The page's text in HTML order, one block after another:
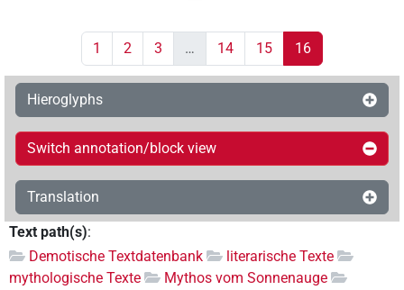
1 2 3 … 14 15 16
Hieroglyphs
Switch annotation/block view
Translation
Text path(s):
Demotische Textdatenbank
literarische Texte
mythologische Texte
Mythos vom Sonnenauge